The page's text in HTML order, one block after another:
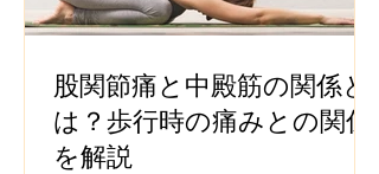
股関節痛と中殿筋の関係と
は？歩行時の痛みとの関係
を解説